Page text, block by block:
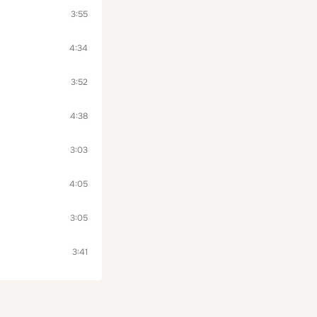
3:55
4:34
3:52
4:38
3:03
4:05
3:05
3:41